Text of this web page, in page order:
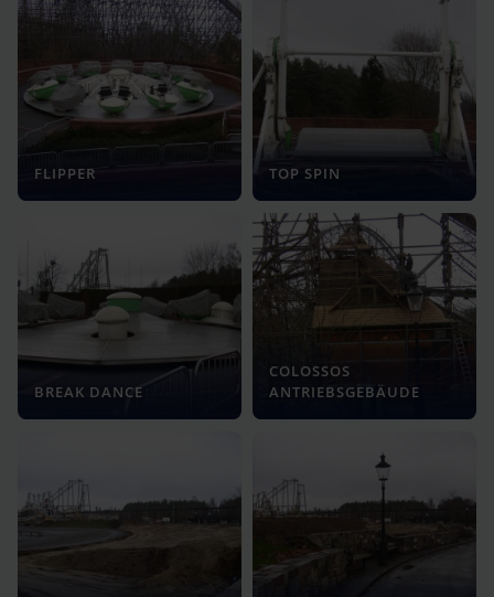
FLIPPER TOP SPIN
BREAK DANCE
COLOSSOS
ANTRIEBSGEBÄUDE